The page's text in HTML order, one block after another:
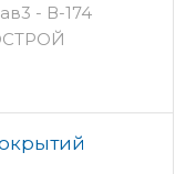
- В-174